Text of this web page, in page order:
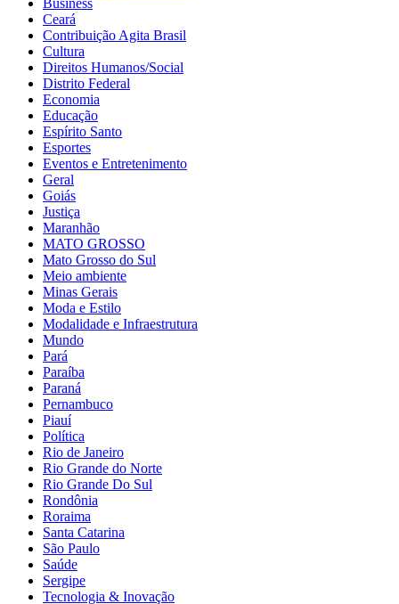
Ceará
Contribuição Agita Brasil
Cultura
Direitos Humanos/Social
Distrito Federal
Economia
Educação
Espírito Santo
Esportes
Eventos e Entretenimento
Geral
Goiás
Justiça
Maranhão
MATO GROSSO
Mato Grosso do Sul
Meio ambiente
Minas Gerais
Moda e Estilo
Modalidade e Infraestrutura
Mundo
Pará
Paraíba
Paraná
Pernambuco
Piauí
Política
Rio de Janeiro
Rio Grande do Norte
Rio Grande Do Sul
Rondônia
Roraima
Santa Catarina
São Paulo
Saúde
Sergipe
Tecnologia & Inovação